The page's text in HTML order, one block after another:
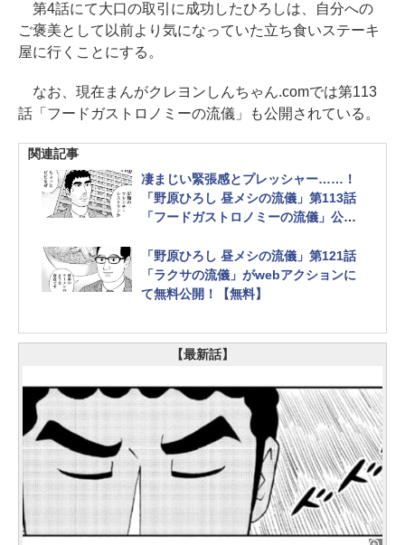
第4話にて大口の取引に成功したひろしは、自分への
ご褒美として以前より気になっていた立ち食いステーキ
屋に行くことにする。
なお、現在まんがクレヨンしんちゃん.comでは第113
話「フードガストロノミーの流儀」も公開されている。
関連記事
凄まじい緊張感とプレッシャー……！
「野原ひろし 昼メシの流儀」第113話
「フードガストロノミーの流儀」公
「野原ひろし 昼メシの流儀」第121話
「ラクサの流儀」がwebアクションに
て無料公開！【無料】
【最新話】